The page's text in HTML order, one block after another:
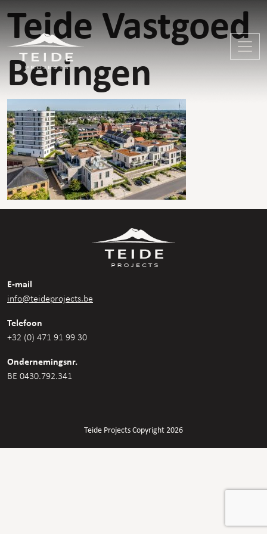
Teide Vastgoed
Beringen
E-mail
info@teideprojects.be
Telefoon
+32 (0) 471 91 99 30
Ondernemingsnr.
BE 0430.792.341
Teide Projects Copyright 2026